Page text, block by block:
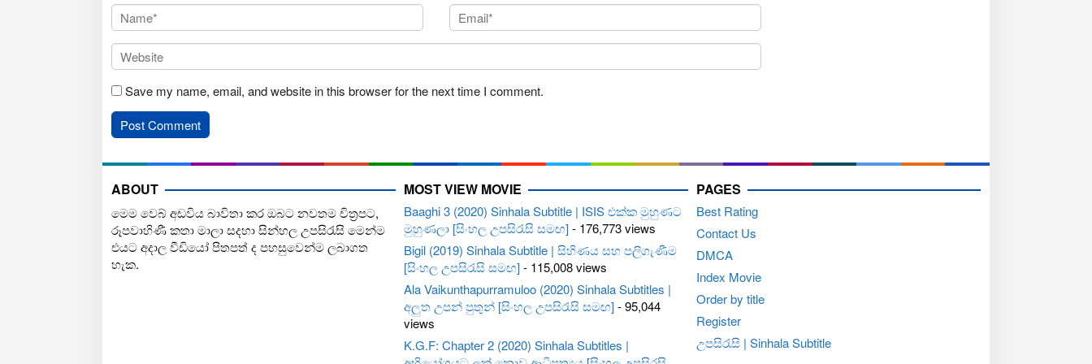
Save my name, email, and website in this browser for the next time I comment.
ABOUT
මෙම වෙබ් අඩවිය බාවිතා කර ඔබට නවතම චිත්‍රපට,
රූපවාහිණී කතා මාලා සදහා සින්හල උපසිරැසි මෙන්ම
එයට අදාල වීඩියෝ පිතපත් ද පහසුවෙන්ම ලබාගත
හැක.
MOST VIEW MOVIE
Baaghi 3 (2020) Sinhala Subtitle | ISIS එක්ක මුහුණට
මුහුණලා [සිංහල උපසිරැසි සමඟ]- 176,773 views
Bigil (2019) Sinhala Subtitle | සිහිණය සහ පලිගැණීම
[සිංහල උපසිරැසි සමඟ]- 115,008 views
Ala Vaikunthapurramuloo (2020) Sinhala Subtitles |
අලුත උපන් පුතුන් [සිංහල උපසිරැසි සමඟ]- 95,044
views
K.G.F: Chapter 2 (2020) Sinhala Subtitles |
PAGES
Best Rating
Contact Us
DMCA
Index Movie
Order by title
Register
උපසිරැසි | Sinhala Subtitle